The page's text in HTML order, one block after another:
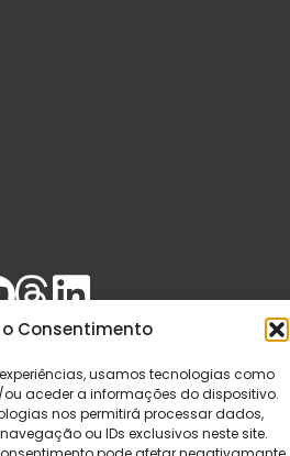
o Consentimento
usamos tecnologias como
aceder a informações do dispositivo.
nos permitirá processar dados,
ou IDs exclusivos neste site.
de Emergência. Todos os